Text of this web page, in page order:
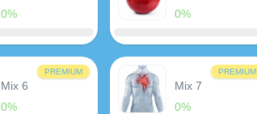
0%
0%
PREMIUM
Mix 6
0%
PREMIUM
Mix 7
0%